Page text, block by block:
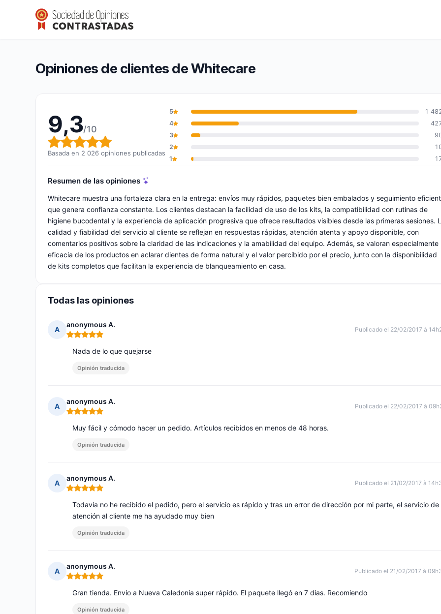
Whitecare
Calificación global: 9,3 de 10
9,3/10(2 026 opiniones)
Opiniones de clientes de Whitecare
9,3/10
Calificación global: 9,3 de 10
Basada en 2 026 opiniones publicadas
5
1
4
3
2
1
Resumen de las opiniones
Whitecare muestra una fortaleza clara en la entrega: envíos muy rápidos, paquetes bien embalados y seguimiento
que genera confianza constante. Los clientes destacan la facilidad de uso de los kits, la compatibilidad con rutinas de
higiene bucodental y la experiencia de aplicación progresiva que ofrece resultados visibles desde las primeras sesiones.
calidad y fiabilidad del servicio al cliente se reflejan en respuestas rápidas, atención atenta y apoyo disponible, con
comentarios positivos sobre la claridad de las indicaciones y la amabilidad del equipo. Además, se valoran especialmente
eficacia de los productos en aclarar dientes de forma natural y el valor percibido por el precio, junto con la disponibilidad
de kits completos que facilitan la experiencia de blanqueamiento en casa.
Todas las opiniones
A
anonymous A.
Nota: 5 de 5
Publicado el 22/02/2017 à
Nada de lo que quejarse
Opinión traducida
A
anonymous A.
Nota: 5 de 5
Publicado el 22/02/2017 à
Muy fácil y cómodo hacer un pedido. Artículos recibidos en menos de 48 horas.
Opinión traducida
A
anonymous A.
Nota: 5 de 5
Publicado el 21/02/2017 à
Todavía no he recibido el pedido, pero el servicio es rápido y tras un error de dirección por mi parte, el servicio de
atención al cliente me ha ayudado muy bien
Opinión traducida
A
anonymous A.
Nota: 5 de 5
Publicado el 21/02/2017 à
Gran tienda. Envío a Nueva Caledonia super rápido. El paquete llegó en 7 días. Recomiendo
Opinión traducida